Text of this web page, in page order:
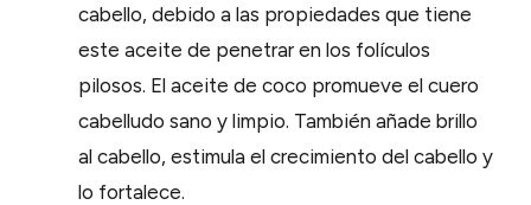
cabello, debido a las propiedades que tiene
este aceite de penetrar en los folículos
pilosos. El aceite de coco promueve el cuero
cabelludo sano y limpio. También añade brillo
al cabello, estimula el crecimiento del cabello y
lo fortalece.